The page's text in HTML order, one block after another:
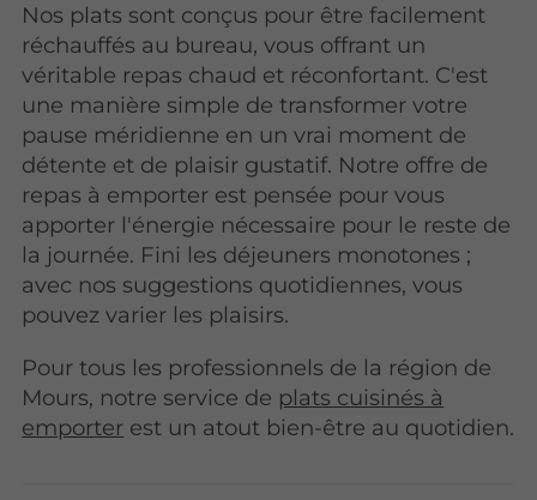
Nos plats sont conçus pour être facilement
réchauffés au bureau, vous offrant un
véritable repas chaud et réconfortant. C'est
une manière simple de transformer votre
pause méridienne en un vrai moment de
détente et de plaisir gustatif. Notre offre de
repas à emporter est pensée pour vous
apporter l'énergie nécessaire pour le reste de
la journée. Fini les déjeuners monotones ;
avec nos suggestions quotidiennes, vous
pouvez varier les plaisirs.
Pour tous les professionnels de la région de
Mours, notre service de plats cuisinés à
emporter est un atout bien-être au quotidien.